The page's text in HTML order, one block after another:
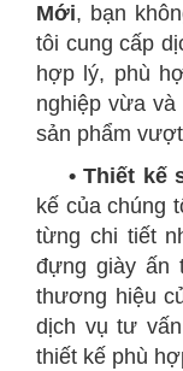
Mới, bạn
tôi cung cấp
hợp lý, phù
nghiệp vừa
sản phẩm
• Thiết kế
kế của chúng
từng chi tiết
đựng giày ấn
thương hiệu
dịch vụ tư
thiết kế phù